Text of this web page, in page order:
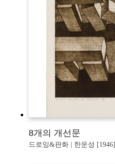
8개의 개선문
드로잉&판화 | 한운성 [1946]